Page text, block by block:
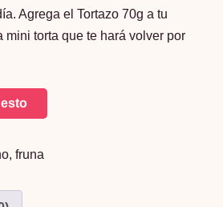
Agrega el Tortazo 70g a tu
mini torta que te hará volver por
,fruna